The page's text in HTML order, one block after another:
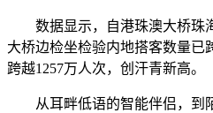
数据显示，自港珠澳大桥珠
大桥边检坐检验内地搭客数量已
跨越1257万人次，创汗青新高。
从耳畔低语的智能伴侣，到